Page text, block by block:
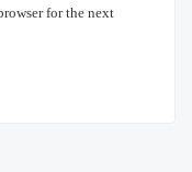
for the next